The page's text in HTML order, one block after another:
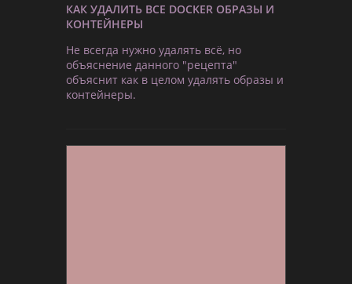
КАК УДАЛИТЬ ВСЕ DOCKER ОБРАЗЫ И
КОНТЕЙНЕРЫ
Не всегда нужно удалять всё, но
объяснение данного "рецепта"
объяснит как в целом удалять образы и
контейнеры.